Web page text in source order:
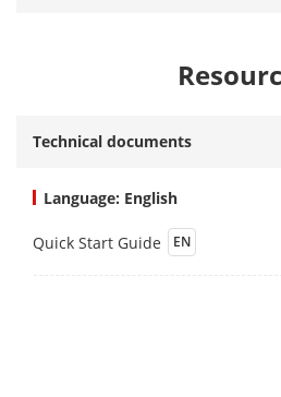
Technical documents
Language: English
Quick Start Guide EN